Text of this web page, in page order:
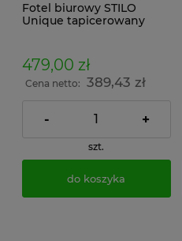
Fotel biurowy STILO
Unique tapicerowany
kółkach
479,00 zł
Cena netto: 389,43 zł
- +
szt.
do koszyka